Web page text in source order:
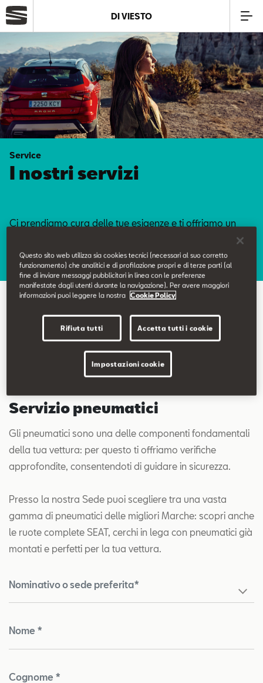
Azienda
Modelli
Offerte
Service
Contatti
DI VIESTO
Service
I nostri servizi
Ci prendiamo cura delle tue esigenze e ti offriamo un
Servizio pneumatici
Servizio pneumatici
Gli pneumatici sono una delle componenti fondamentali
della tua vettura: per questo ti offriamo verifiche
approfondite, consentendoti di guidare in sicurezza.
Presso la nostra Sede puoi scegliere tra una vasta
gamma di pneumatici delle migliori Marche: scopri anche
le ruote complete SEAT, cerchi in lega con pneumatici già
montati e perfetti per la tua vettura.
Nominativo o sede preferita*
Nome *
Cognome *
Questo sito web utilizza sia cookies tecnici (necessari al suo corretto
funzionamento) che analitici e di profilazione propri e di terze parti (al
fine di inviare messaggi pubblicitari in linea con le preferenze
manifestate dagli utenti durante la navigazione). Per avere maggiori
informazioni puoi leggere la nostra
Cookie Policy
Rifiuta tutti Accetta tutti i cookie
Impostazioni cookie